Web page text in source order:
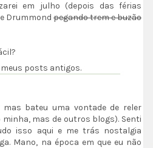
em julho (depois das férias
Drummond pegando trem e buzão
posts antigos.
mas bateu uma vontade de reler
mas de outros blogs). Senti
isso aqui e me trás nostalgia
Mano, na época em que eu não